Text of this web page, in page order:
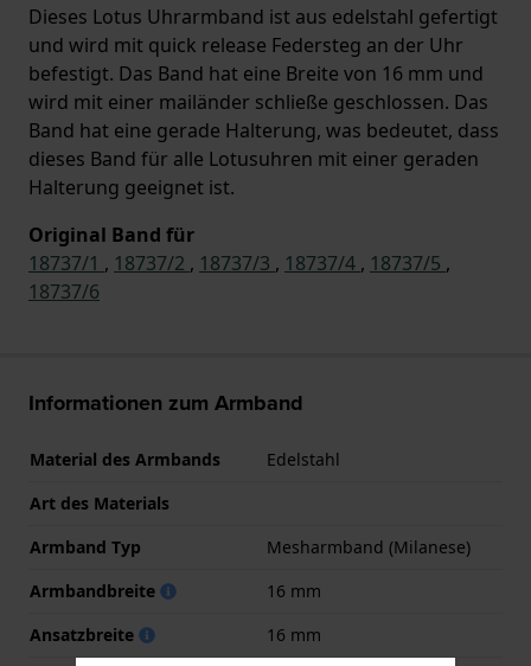
Dieses Lotus Uhrarmband ist aus edelstahl gefertigt
und wird mit quick release Federsteg an der Uhr
befestigt. Das Band hat eine Breite von 16 mm und
wird mit einer mailänder schließe geschlossen. Das
Band hat eine gerade Halterung, was bedeutet, dass
dieses Band für alle Lotusuhren mit einer geraden
Halterung geeignet ist.
Original Band für
18737/1 , 18737/2 , 18737/3 , 18737/4 , 18737/5 ,
18737/6
Informationen zum Armband
Material des Armbands
Edelstahl
Art des Materials
Armband Typ
Mesharmband (Milanese)
Armbandbreite
16 mm
Ansatzbreite
16 mm